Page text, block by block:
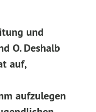
und
O. Deshalb
auf,
aufzulegen